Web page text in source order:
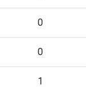
0
0
1